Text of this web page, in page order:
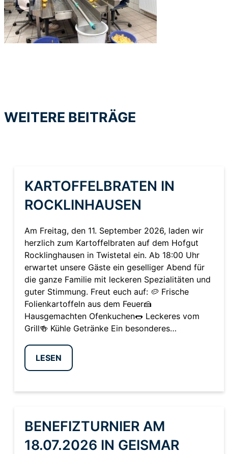
WEITERE BEITRÄGE
KARTOFFELBRATEN IN
ROCKLINHAUSEN
Am Freitag, den 11. September 2026, laden wir
herzlich zum Kartoffelbraten auf dem Hofgut
Rocklinghausen in Twistetal ein. Ab 18:00 Uhr
erwartet unsere Gäste ein geselliger Abend für
die ganze Familie mit leckeren Spezialitäten und
guter Stimmung. Freut euch auf: 🥔 Frische
Folienkartoffeln aus dem Feuer🍰
Hausgemachten Ofenkuchen🌭 Leckeres vom
Grill🍻 Kühle Getränke Ein besonderes…
LESEN
BENEFIZTURNIER AM
18.07.2026 IN GEISMAR